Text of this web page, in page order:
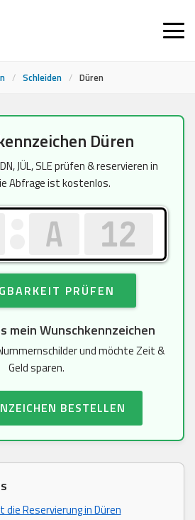
/ Schleiden / Düren
Düren
JÜL, SLE prüfen & reservieren in
Abfrage ist kostenlos.
PRÜFEN
mein Wunschkennzeichen
und möchte Zeit &
Geld sparen.
BESTELLEN
Reservierung in Düren